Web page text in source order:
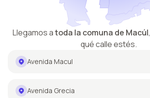
Llegamos atoda la comuna de Macúl,
qué calle estés.
Avenida Macul
Avenida Grecia